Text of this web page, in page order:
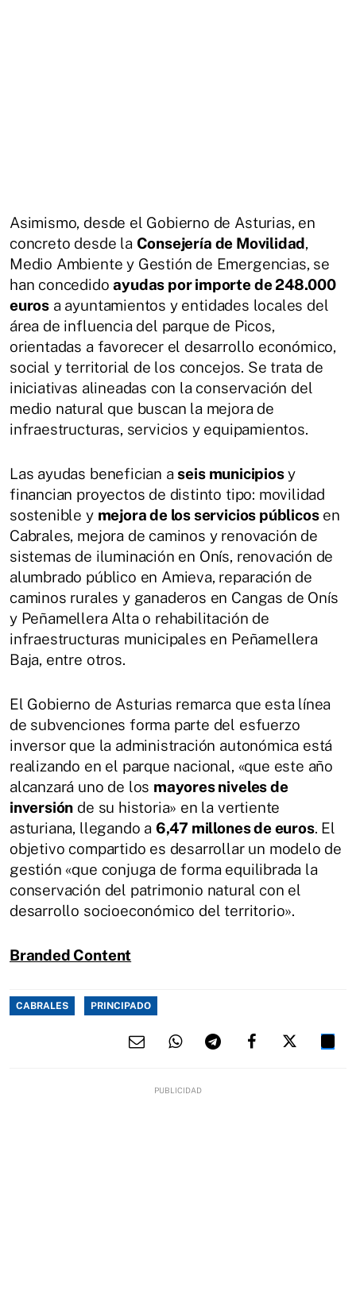
Asimismo, desde el Gobierno de Asturias, en
concreto desde la Consejería de Movilidad,
Medio Ambiente y Gestión de Emergencias, se
han concedidoayudas por importe de 248.000
euros a ayuntamientos y entidades locales del
área de influencia del parque de Picos,
orientadas a favorecer el desarrollo económico,
social y territorial de los concejos. Se trata de
iniciativas alineadas con la conservación del
medio natural que buscan la mejora de
infraestructuras, servicios y equipamientos.
Las ayudas benefician aseis municipiosy
financian proyectos de distinto tipo: movilidad
sostenible y mejora de los servicios públicosen
Cabrales, mejora de caminos y renovación de
sistemas de iluminación en Onís, renovación de
alumbrado público en Amieva, reparación de
caminos rurales y ganaderos en Cangas de Onís
y Peñamellera Alta o rehabilitación de
infraestructuras municipales en Peñamellera
Baja, entre otros.
El Gobierno de Asturias remarca que esta línea
de subvenciones forma parte del esfuerzo
inversor que la administración autonómica está
realizando en el parque nacional, «que este año
alcanzará uno de los mayores niveles de
inversión de su historia» en la vertiente
asturiana, llegando a 6,47 millones de euros. El
objetivo compartido es desarrollar un modelo de
gestión «que conjuga de forma equilibrada la
conservación del patrimonio natural con el
desarrollo socioeconómico del territorio».
Branded Content
CABRALES PRINCIPADO